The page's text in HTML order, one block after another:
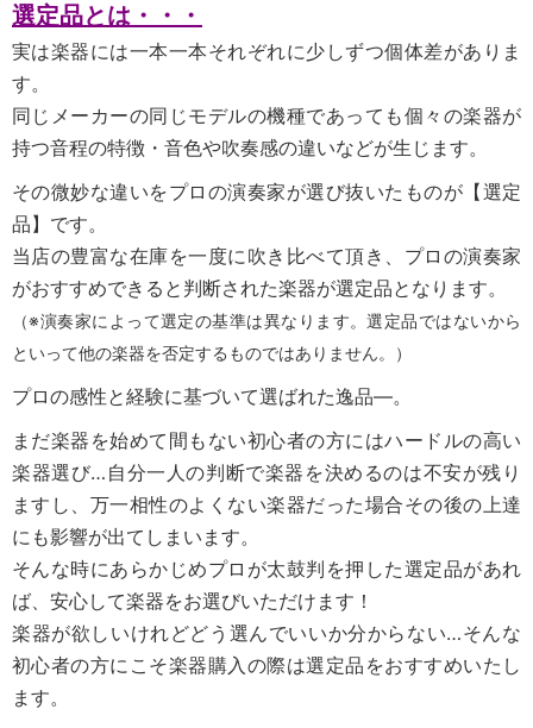
選定品とは・・・
実は楽器には一本一本それぞれに少しずつ個体差がありま
す。
同じメーカーの同じモデルの機種であっても個々の楽器が
持つ音程の特徴・音色や吹奏感の違いなどが生じます。
その微妙な違いをプロの演奏家が選び抜いたものが【選定
品】です。
当店の豊富な在庫を一度に吹き比べて頂き、プロの演奏家
がおすすめできると判断された楽器が選定品となります。
（※演奏家によって選定の基準は異なります。選定品ではないから
といって他の楽器を否定するものではありません。）
プロの感性と経験に基づいて選ばれた逸品―。
まだ楽器を始めて間もない初心者の方にはハードルの高い
楽器選び…自分一人の判断で楽器を決めるのは不安が残り
ますし、万一相性のよくない楽器だった場合その後の上達
にも影響が出てしまいます。
そんな時にあらかじめプロが太鼓判を押した選定品があれ
ば、安心して楽器をお選びいただけます！
楽器が欲しいけれどどう選んでいいか分からない…そんな
初心者の方にこそ楽器購入の際は選定品をおすすめいたし
ます。